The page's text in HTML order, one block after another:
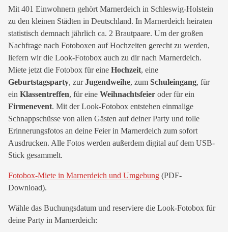
Mit 401 Einwohnern gehört Marnerdeich in Schleswig-Holstein
zu den kleinen Städten in Deutschland. In Marnerdeich heiraten
statistisch demnach jährlich ca. 2 Brautpaare. Um der großen
Nachfrage nach Fotoboxen auf Hochzeiten gerecht zu werden,
liefern wir die Look-Fotobox auch zu dir nach Marnerdeich.
Miete jetzt die Fotobox für eine Hochzeit, eine
Geburtstagsparty, zurJugendweihe, zum Schuleingang, für
ein Klassentreffen, für eine Weihnachtsfeier oder für ein
Firmenevent. Mit der Look-Fotobox entstehen einmalige
Schnappschüsse von allen Gästen auf deiner Party und tolle
Erinnerungsfotos an deine Feier in Marnerdeich zum sofort
Ausdrucken. Alle Fotos werden außerdem digital auf dem USB-
Stick gesammelt.
Fotobox-Miete in Marnerdeich und Umgebung (PDF-
Download).
Wähle das Buchungsdatum und reserviere die Look-Fotobox für
deine Party in Marnerdeich: